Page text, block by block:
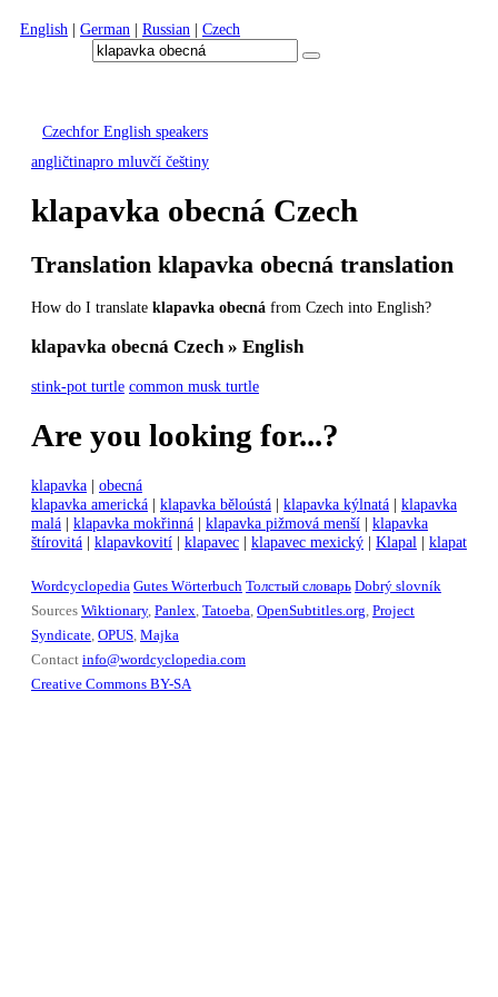
English | German | Russian | Czech
Czechfor English speakers
angličtinapro mluvčí češtiny
klapavka obecná Czech
Translation klapavka obecná translation
How do I translate klapavka obecná from Czech into English?
klapavka obecná Czech » English
stink-pot turtle common musk turtle
Are you looking for...?
klapavka | obecná
klapavka americká | klapavka běloústá | klapavka kýlnatá | klapavka
malá | klapavka mokřinná | klapavka pižmová menší | klapavka
štírovitá | klapavkovití | klapavec | klapavec mexický | Klapal | klapat
Wordcyclopedia Gutes Wörterbuch Толстый словарь Dobrý slovník
Sources Wiktionary, Panlex Tatoeba OpenSubtitles.org Project
Syndicate OPUS Majka
Contact info@wordcyclopedia.com
Creative Commons BY-SA